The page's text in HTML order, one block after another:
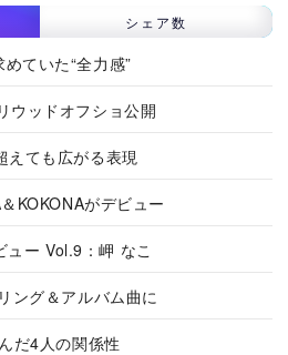
シェア数
ていた“全力感”
ウッドオフショ公開
えても広がる表現
KOKONAがデビュー
ー Vol.9：岬 なこ
ング＆アルバム曲に
だ4人の関係性